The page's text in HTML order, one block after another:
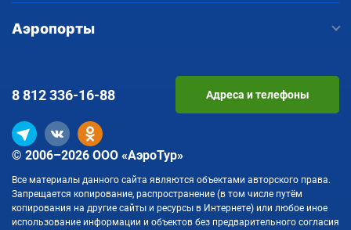
Аэропорты
© 2006–2026 ООО «АэроТур»
Все материалы данного сайта являются объектами авторского права.
Запрещается копирование, распространение (в том числе путём
копирования на другие сайты и ресурсы в Интернете) или любое иное
использование информации и объектов без предварительного согласия
8 812336-16-88 Адреса и телефоны